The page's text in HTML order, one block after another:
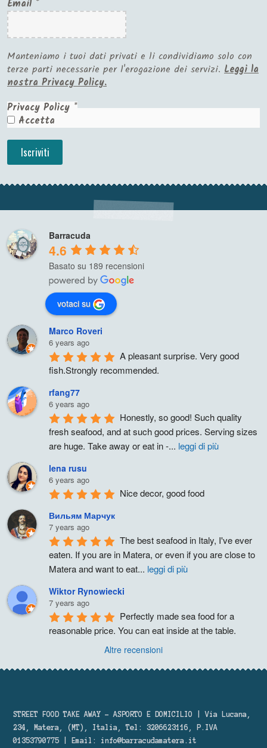
Email *
Manteniamo i tuoi dati privati e li condividiamo solo con
terze parti necessarie per l'erogazione dei servizi. Leggi la
nostra Privacy Policy.
Privacy Policy *
Accetta
Barracuda
4.6
Basato su 189 recensioni
votaci su
Marco Roveri
6 years ago
A pleasant surprise. Very good
fish.Strongly recommended.
rfang77
6 years ago
Honestly, so good! Such quality
fresh seafood, and at such good prices. Serving sizes
are huge. Take away or eat in -... leggi di più
lena rusu
6 years ago
Nice decor, good food
Вильям Марчук
7 years ago
The best seafood in Italy, I've ever
eaten. If you are in Matera, or even if you are close to
Matera and want to eat... leggi di più
Wiktor Rynowiecki
7 years ago
Perfectly made sea food for a
reasonable price. You can eat inside at the table.
Altre recensioni
STREET FOOD TAKE AWAY – ASPORTO E DOMICILIO | Via Lucana,
234, Matera, (MT), Italia, Tel: 3206623116, P.IVA
01353790775 | Email: info@barracudamatera.it